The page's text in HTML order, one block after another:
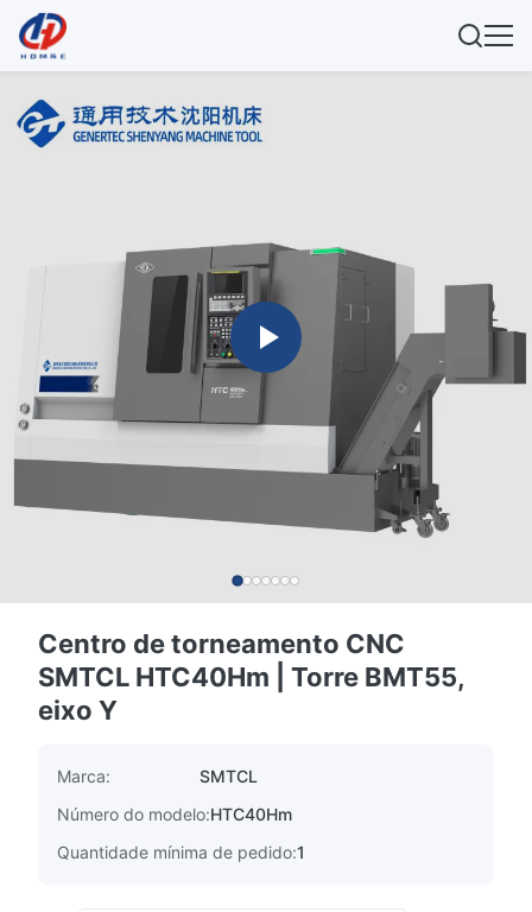
Centro de torneamento CNC
SMTCL HTC40Hm | Torre BMT55,
eixo Y
Marca:
SMTCL
Número do modelo:HTC40Hm
Quantidade mínima de pedido:1